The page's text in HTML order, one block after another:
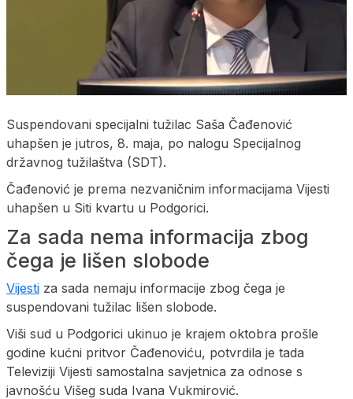
Suspendovani specijalni tužilac Saša Čađenović
uhapšen je jutros, 8. maja, po nalogu Specijalnog
državnog tužilaštva (SDT).
Čađenović je prema nezvaničnim informacijama Vijesti
uhapšen u Siti kvartu u Podgorici.
Za sada nema informacija zbog
čega je lišen slobode
Vijesti za sada nemaju informacije zbog čega je
suspendovani tužilac lišen slobode.
Viši sud u Podgorici ukinuo je krajem oktobra prošle
godine kućni pritvor Čađenoviću, potvrdila je tada
Televiziji Vijesti samostalna savjetnica za odnose s
javnošću Višeg suda Ivana Vukmirović.